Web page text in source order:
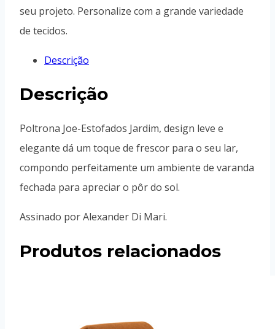
seu projeto. Personalize com a grande variedade
de tecidos.
Descrição
Descrição
Poltrona Joe-Estofados Jardim, design leve e
elegante dá um toque de frescor para o seu lar,
compondo perfeitamente um ambiente de varanda
fechada para apreciar o pôr do sol.
Assinado por Alexander Di Mari.
Produtos relacionados